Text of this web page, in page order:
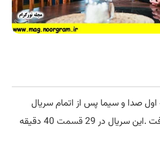
صدا و سیما پس از اتمام سریال
.این سریال در 29
قسمت
40 دقیقه